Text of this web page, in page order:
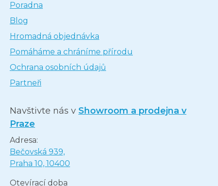
Poradna
Blog
Hromadná objednávka
Pomáháme a chráníme přírodu
Ochrana osobních údajů
Partneři
Navštivte nás v Showroom a prodejna v
Praze
Adresa:
Bečovská 939,
Praha 10, 10400
Otevírací doba